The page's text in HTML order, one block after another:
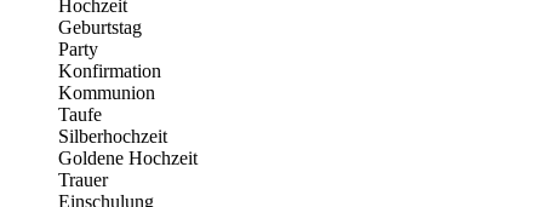
Hochzeit
Geburtstag
Party
Konfirmation
Kommunion
Taufe
Silberhochzeit
Goldene Hochzeit
Trauer
Einschulung